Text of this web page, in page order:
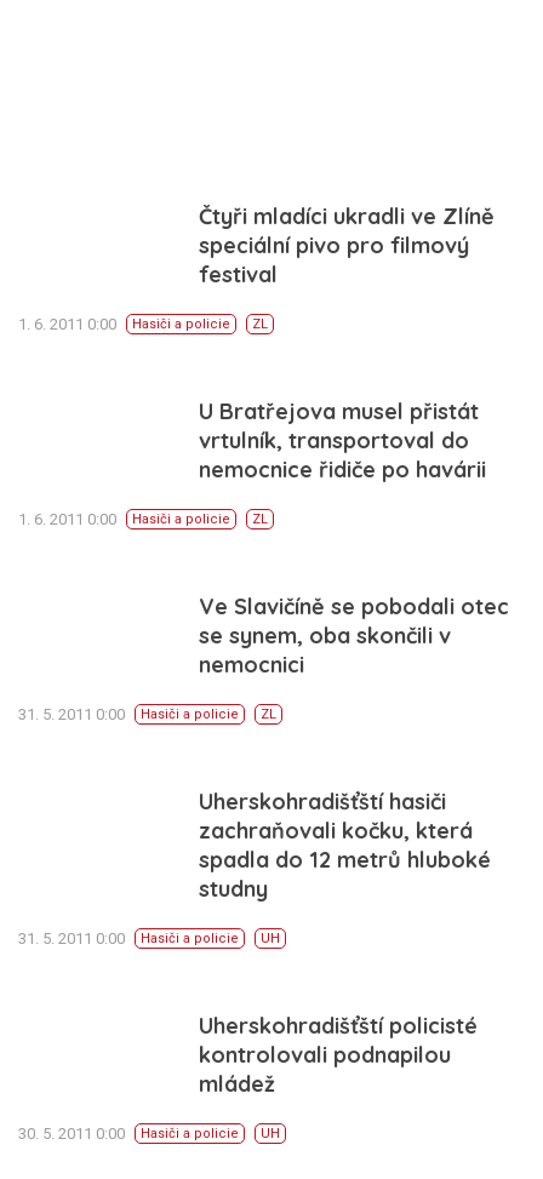
Čtyři mladíci ukradli ve Zlíně
speciální pivo pro filmový
festival
1. 6. 2011 0:00 Hasiči a policie ZL
U Bratřejova musel přistát
vrtulník, transportoval do
nemocnice řidiče po havárii
1. 6. 2011 0:00 Hasiči a policie ZL
Ve Slavičíně se pobodali otec
se synem, oba skončili v
nemocnici
31. 5. 2011 0:00 Hasiči a policie ZL
Uherskohradišťští hasiči
zachraňovali kočku, která
spadla do 12 metrů hluboké
studny
31. 5. 2011 0:00 Hasiči a policie UH
Uherskohradišťští policisté
kontrolovali podnapilou
mládež
30. 5. 2011 0:00 Hasiči a policie UH